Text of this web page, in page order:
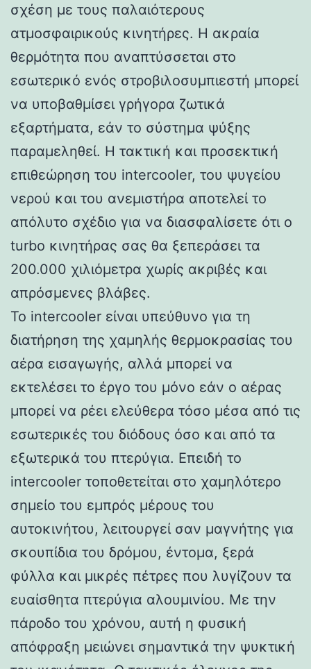
σχέση με τους παλαιότερους
ατμοσφαιρικούς κινητήρες. Η ακραία
θερμότητα που αναπτύσσεται στο
εσωτερικό ενός στροβιλοσυμπιεστή μπορεί
να υποβαθμίσει γρήγορα ζωτικά
εξαρτήματα, εάν το σύστημα ψύξης
παραμεληθεί. Η τακτική και προσεκτική
επιθεώρηση του intercooler, του ψυγείου
νερού και του ανεμιστήρα αποτελεί το
απόλυτο σχέδιο για να διασφαλίσετε ότι ο
turbo κινητήρας σας θα ξεπεράσει τα
200.000 χιλιόμετρα χωρίς ακριβές και
απρόσμενες βλάβες.
Το intercooler είναι υπεύθυνο για τη
διατήρηση της χαμηλής θερμοκρασίας του
αέρα εισαγωγής, αλλά μπορεί να
εκτελέσει το έργο του μόνο εάν ο αέρας
μπορεί να ρέει ελεύθερα τόσο μέσα από τις
εσωτερικές του διόδους όσο και από τα
εξωτερικά του πτερύγια. Επειδή το
intercooler τοποθετείται στο χαμηλότερο
σημείο του εμπρός μέρους του
αυτοκινήτου, λειτουργεί σαν μαγνήτης για
σκουπίδια του δρόμου, έντομα, ξερά
φύλλα και μικρές πέτρες που λυγίζουν τα
ευαίσθητα πτερύγια αλουμινίου. Με την
πάροδο του χρόνου, αυτή η φυσική
απόφραξη μειώνει σημαντικά την ψυκτική